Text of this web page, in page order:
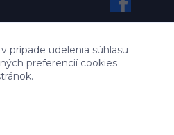
prípade udelenia súhlasu
preferencií cookies